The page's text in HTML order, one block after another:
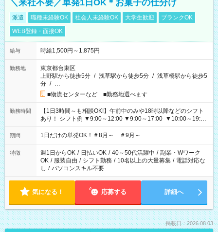
＼来社不要／単発1日OK＊お菓子の仕分け
派遣 職種未経験OK 社会人未経験OK 大学生歓迎
ブランクOK
WEB登録・面接OK
給与 時給1,500円～1,875円
勤務地
東京都台東区
上野駅から徒歩5分 / 浅草駅から徒歩5分 / 浅草橋駅から徒歩5
分 / …
■物流センターなど ■勤務地選べます
勤務時間
【1日3時間～も相談OK!】午前中のみや18時以降などのシフト
あり！ シフト例 ▼9:00～12:00 ▼9:00～17:00 ▼10:00～19:00
▼18:00～21:00
期間 1日だけの単発OK！＃8月～ ＃9月～
特徴 週1日からOK / 日払いOK / 40～50代活躍中 / 副業・Wワーク
OK / 服装自由 / シフト勤務 / 10名以上の大量募集 / 電話対応な
し / パソコンスキル不要
気になる！ 応募する 詳細へ
掲載日：2026.08.03